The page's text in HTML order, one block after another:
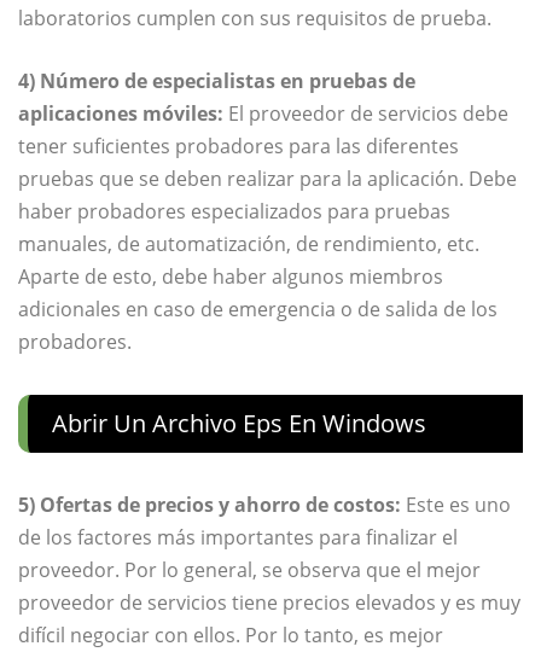
laboratorios cumplen con sus requisitos de prueba.
4) Número de especialistas en pruebas de
aplicaciones móviles: El proveedor de servicios debe
tener suficientes probadores para las diferentes
pruebas que se deben realizar para la aplicación. Debe
haber probadores especializados para pruebas
manuales, de automatización, de rendimiento, etc.
Aparte de esto, debe haber algunos miembros
adicionales en caso de emergencia o de salida de los
probadores.
Abrir Un Archivo Eps En Windows
5) Ofertas de precios y ahorro de costos: Este es uno
de los factores más importantes para finalizar el
proveedor. Por lo general, se observa que el mejor
proveedor de servicios tiene precios elevados y es muy
difícil negociar con ellos. Por lo tanto, es mejor